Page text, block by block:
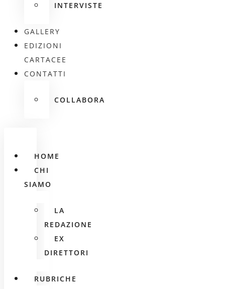
INTERVISTE
GALLERY
EDIZIONI
CARTACEE
CONTATTI
COLLABORA
HOME
CHI
SIAMO
LA
REDAZIONE
EX
DIRETTORI
RUBRICHE